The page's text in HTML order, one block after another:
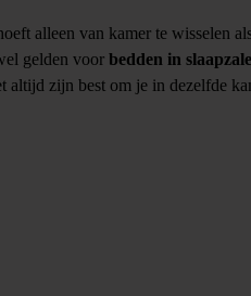
alleen van kamer te wisselen
gelden voor bedden in
altijd zijn best om je in dezelfde